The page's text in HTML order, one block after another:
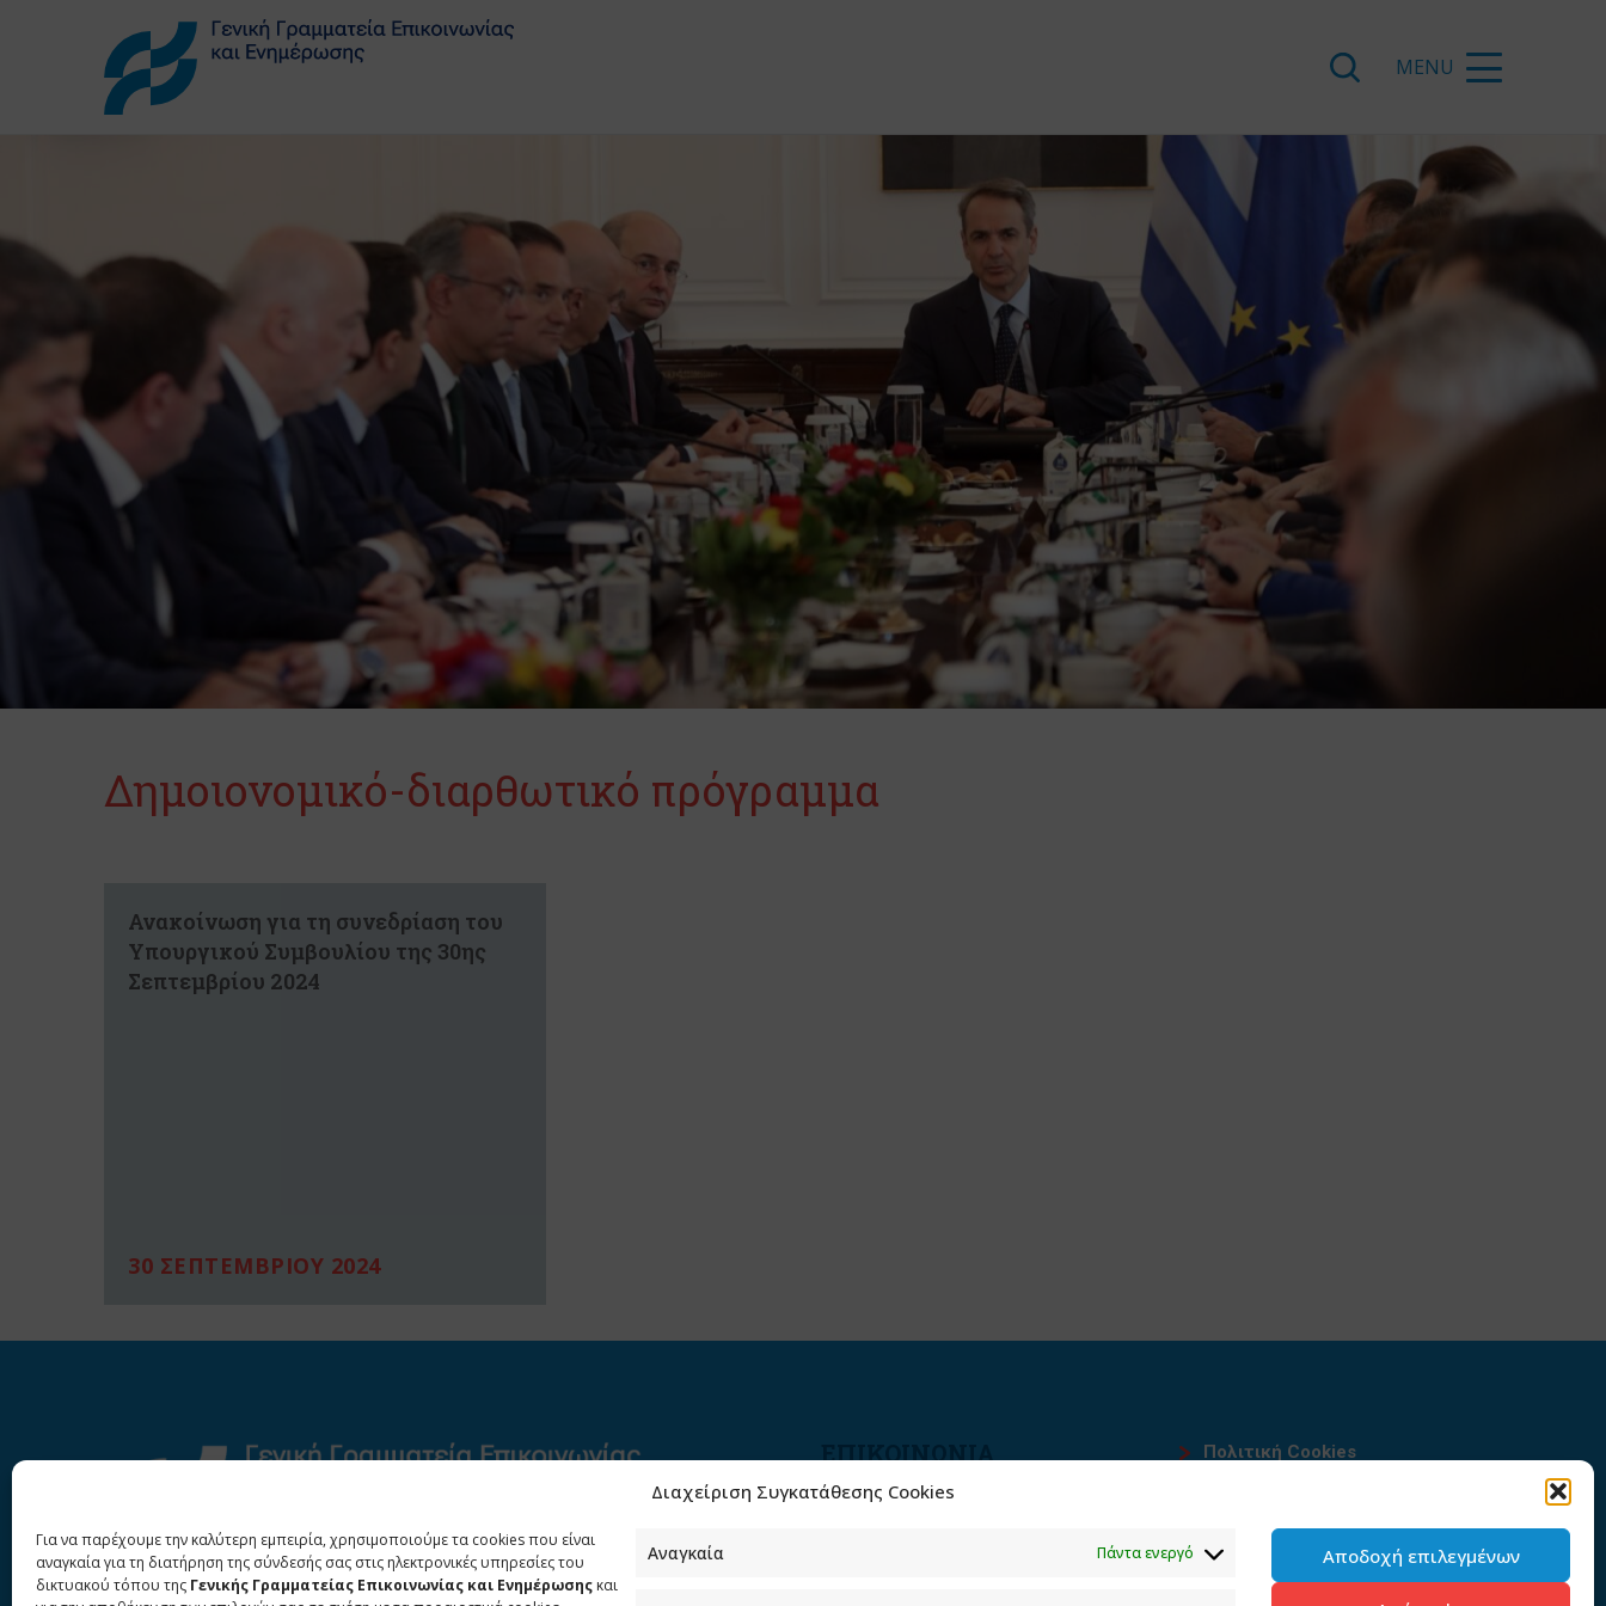
Διαχείριση Συγκατάθεσης Cookies
Για να παρέχουμε την καλύτερη εμπειρία, χρησιμοποιούμε τα cookies που είναι
αναγκαία για τη διατήρηση της σύνδεσής σας στις ηλεκτρονικές υπηρεσίες του
δικτυακού τόπου της Γενικής Γραμματείας Επικοινωνίας και Ενημέρωσης και
Αναγκαία Πάντα ενεργό Αποδοχή επιλεγμένων
Δημοιονομικό-διαρθωτικό πρόγραμμα
Ανακοίνωση για τη συνεδρίαση του
Υπουργικού Συμβουλίου της 30ης
Σεπτεμβρίου 2024
30 ΣΕΠΤΕΜΒΡΙΟΥ 2024
ΕΠΙΚΟΙΝΩΝΙΑ
Φραγκούδη 11 & Αλεξάνδρου
Πολιτική Cookies
Πολιτική προστασίας
προσωπικών δεδομένων του
παρόντος ιστότοπου